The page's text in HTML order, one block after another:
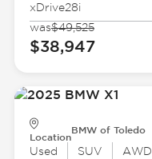
xDrive28i
was$49,525
$38,947
Location
BMW of Toledo
Used SUV AWD